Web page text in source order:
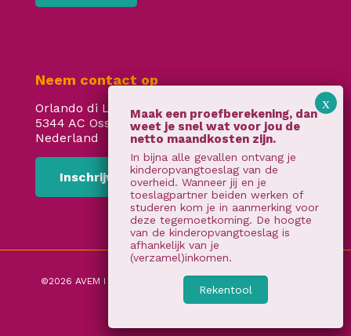
Neem contact op
Orlando di Lassostraat 24
5344 AC Oss
Nederland
Inschrijven
©2026 AVEM I Algemene voorwaarden privacy verklaring
In bijna alle gevallen ontvang je
kinderopvangtoeslag van de
overheid. Wanneer jij en je
toeslagpartner beiden werken of
studeren kom je in aanmerking voor
deze tegemoetkoming. De hoogte
van de kinderopvangtoeslag is
afhankelijk van je
(verzamel)inkomen.
Rekentool